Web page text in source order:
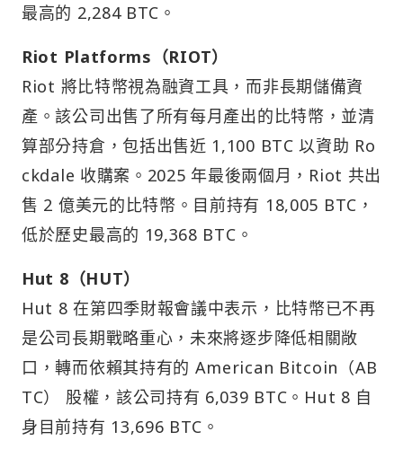
最高的 2,284 BTC。
Riot Platforms（RIOT）
Riot 將比特幣視為融資工具，而非長期儲備資
產。該公司出售了所有每月產出的比特幣，並清
算部分持倉，包括出售近 1,100 BTC 以資助 Ro
ckdale 收購案。2025 年最後兩個月，Riot 共出
售 2 億美元的比特幣。目前持有 18,005 BTC，
低於歷史最高的 19,368 BTC。
Hut 8（HUT）
Hut 8 在第四季財報會議中表示，比特幣已不再
是公司長期戰略重心，未來將逐步降低相關敞
口，轉而依賴其持有的 American Bitcoin（AB
TC） 股權，該公司持有 6,039 BTC。Hut 8 自
身目前持有 13,696 BTC。